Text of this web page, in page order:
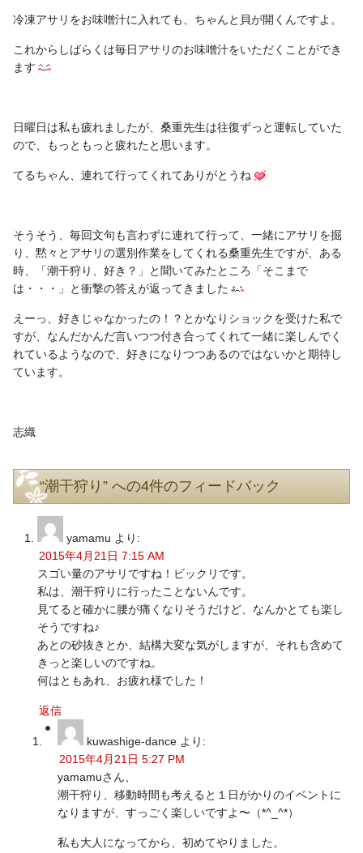
冷凍アサリをお味噌汁に入れても、ちゃんと貝が開くんですよ。
これからしばらくは毎日アサリのお味噌汁をいただくことができ
ます
日曜日は私も疲れましたが、桑重先生は往復ずっと運転していた
ので、もっともっと疲れたと思います。
てるちゃん、連れて行ってくれてありがとうね
そうそう、毎回文句も言わずに連れて行って、一緒にアサリを掘
り、黙々とアサリの選別作業をしてくれる桑重先生ですが、ある
時、「潮干狩り、好き？」と聞いてみたところ「そこまで
は・・・」と衝撃の答えが返ってきました
えーっ、好きじゃなかったの！？とかなりショックを受けた私で
すが、なんだかんだ言いつつ付き合ってくれて一緒に楽しんでく
れているようなので、好きになりつつあるのではないかと期待し
ています。
志織
“潮干狩り” への4件のフィードバック
yamamu より:
2015年4月21日 7:15 AM
スゴい量のアサリですね！ビックリです。
私は、潮干狩りに行ったことないんです。
見てると確かに腰が痛くなりそうだけど、なんかとても楽し
そうですね♪
あとの砂抜きとか、結構大変な気がしますが、それも含めて
きっと楽しいのですね。
何はともあれ、お疲れ様でした！
返信
kuwashige-dance より:
2015年4月21日 5:27 PM
yamamuさん、
潮干狩り、移動時間も考えると１日がかりのイベントに
なりますが、すっごく楽しいですよ〜（*^_^*）
私も大人になってから、初めてやりました。